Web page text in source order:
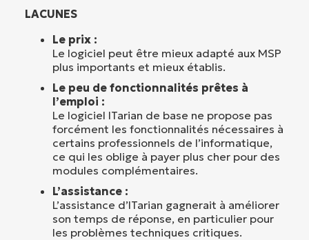
LACUNES
Le prix :
Le logiciel peut être mieux adapté aux MSP
plus importants et mieux établis.
Le peu de fonctionnalités prêtes à
l’emploi :
Le logiciel ITarian de base ne propose pas
forcément les fonctionnalités nécessaires à
certains professionnels de l’informatique,
ce qui les oblige à payer plus cher pour des
modules complémentaires.
L’assistance :
L’assistance d’ITarian gagnerait à améliorer
son temps de réponse, en particulier pour
les problèmes techniques critiques.